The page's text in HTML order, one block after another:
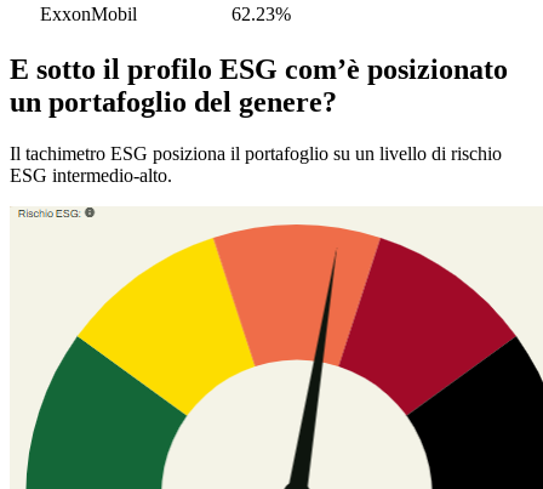
ExxonMobil
62.23%
E sotto il profilo ESG com’è posizionato
un portafoglio del genere?
Il tachimetro ESG posiziona il portafoglio su un livello di rischio
ESG intermedio-alto.